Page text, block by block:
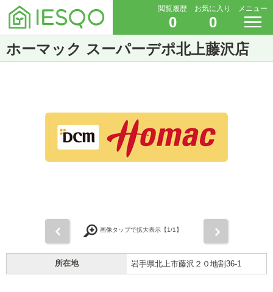
閲覧履歴
0
お気に入り
0
メニュー
ホーマック スーパーデポ北上藤沢店
画像タップで拡大表示【1/1】
所在地 岩手県北上市藤沢２０地割36-1